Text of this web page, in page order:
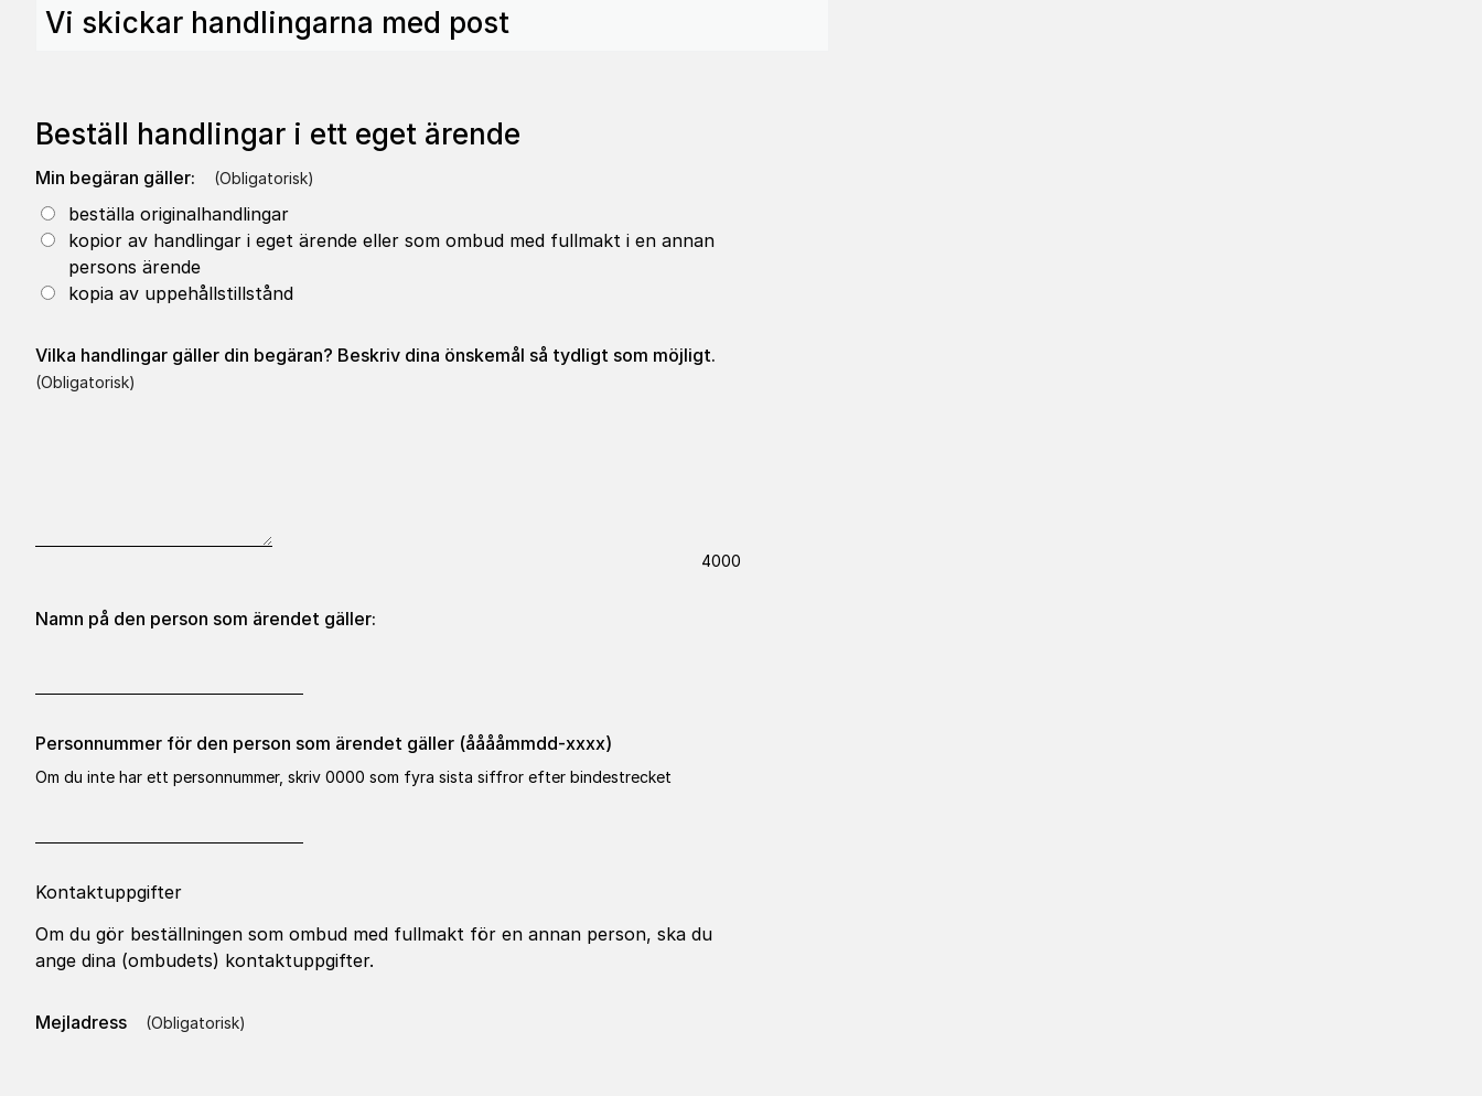
Vi skickar handlingarna med post
Beställ hand­lingar i ett eget ärende
Min begäran gäller:
Min begäran gäller:
beställa originalhandlingar
kopior av handlingar i eget ärende eller som ombud med fullmakt i en annan
persons ärende
kopia av uppehållstillstånd
Vilka handlingar gäller din begäran? Beskriv dina önskemål så tydligt som möjligt.
4000
Namn på den person som ärendet gäller:
Personnummer för den person som ärendet gäller (ååååmmdd-xxxx)
Om du inte har ett personnummer, skriv 0000 som fyra sista siffror efter bindestrecket
Kontaktuppgifter
Om du gör beställningen som ombud med fullmakt för en annan person, ska du
ange dina (ombudets) kontaktuppgifter.
Mejladress